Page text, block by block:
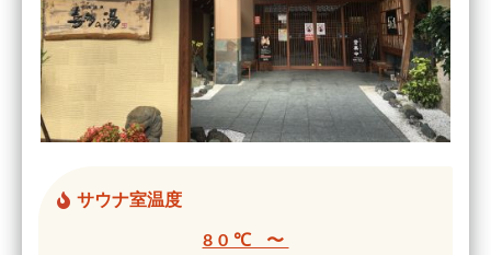
サウナ室温度
80℃ 〜